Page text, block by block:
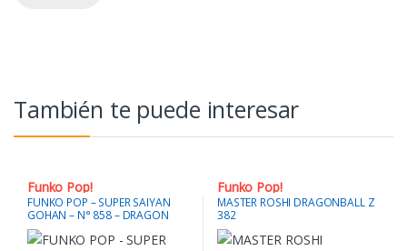
También te puede interesar
Funko Pop!
FUNKO POP – SUPER SAIYAN
GOHAN – N° 858 – DRAGON
BALL Z
Funko Pop!
MASTER ROSHI DRAGONBALL Z
382